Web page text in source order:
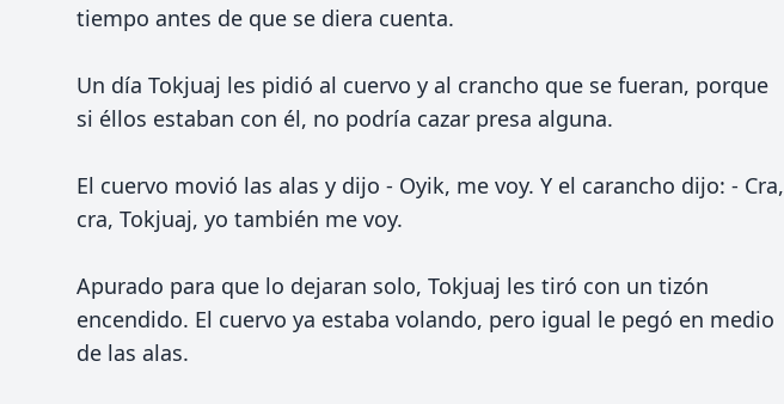
tiempo antes de que se diera cuenta.
Un día Tokjuaj les pidió al cuervo y al crancho que se fueran, porque
si éllos estaban con él, no podría cazar presa alguna.
El cuervo movió las alas y dijo - Oyik, me voy. Y el carancho dijo: - Cra,
cra, Tokjuaj, yo también me voy.
Apurado para que lo dejaran solo, Tokjuaj les tiró con un tizón
encendido. El cuervo ya estaba volando, pero igual le pegó en medio
de las alas.